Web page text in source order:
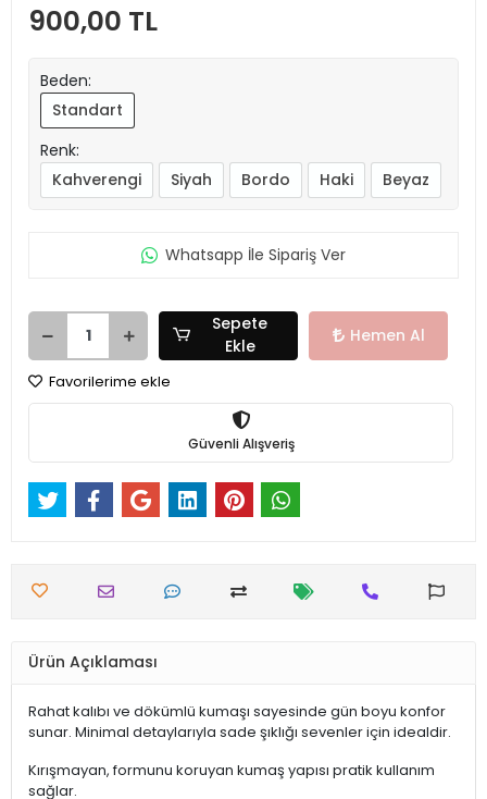
900,00 TL
Beden:
Standart
Renk:
Kahverengi
Siyah Bordo Haki Beyaz
Whatsapp İle Sipariş Ver
Sepete
Ekle
Hemen Al
Favorilerime ekle
Güvenli Alışveriş
Ürün Açıklaması
Rahat kalıbı ve dökümlü kumaşı sayesinde gün boyu konfor
sunar. Minimal detaylarıyla sade şıklığı sevenler için idealdir.
Kırışmayan, formunu koruyan kumaş yapısı pratik kullanım
sağlar.